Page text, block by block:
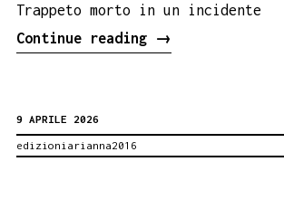
Trappeto morto in un incidente
Continue reading
I
→
9 APRILE 2026
edizioniarianna2016